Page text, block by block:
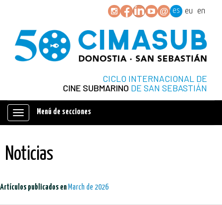
es eu en
CICLO INTERNACIONAL DE
CINE SUBMARINO DE SAN SEBASTIÁN
Mostrar/ocultar
Menú de secciones
Noticias
Artículos publicados en March de 2026